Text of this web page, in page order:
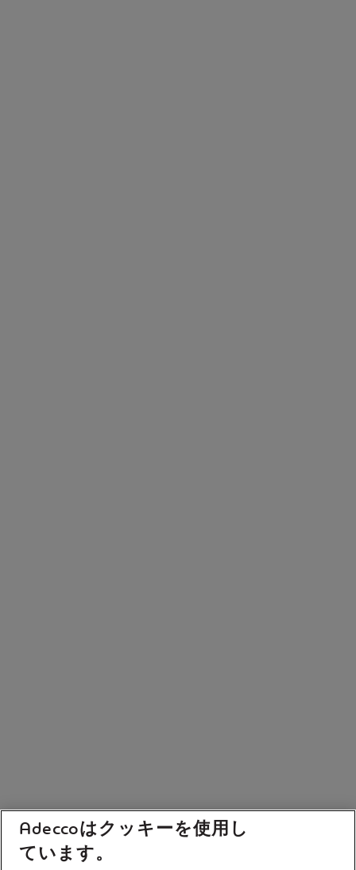
Adeccoはクッキーを使用し
ています。